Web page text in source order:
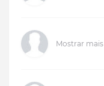
Mostrar mais